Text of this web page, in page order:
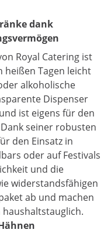
dank
Royal Catering ist
heißen Tagen leicht
alkoholische
Dispenser
ist eigens für den
seiner robusten
den Einsatz in
oder auf Festivals
und die
widerstandsfähigen
ab und machen